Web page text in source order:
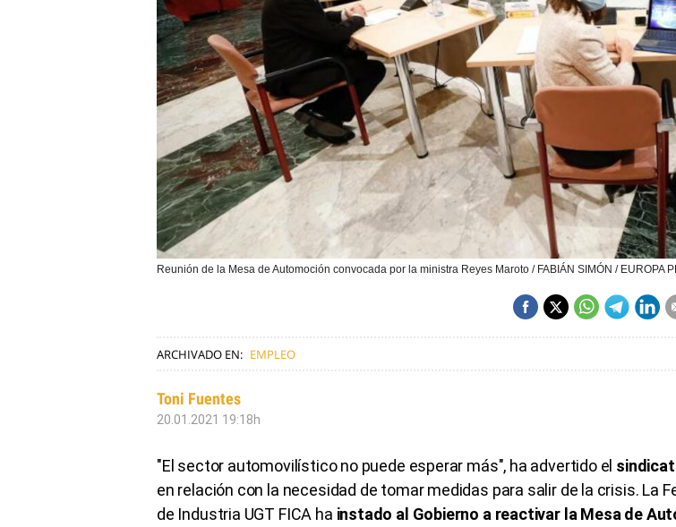
Reunión de la Mesa de Automoción convocada por la ministra Reyes Maroto / FABIÁN SIMÓN / EUROPA
ARCHIVADO EN: EMPLEO
Toni Fuentes
20.01.2021 19:18h
"El sector automovilístico no puede esperar más", ha advertido el
en relación con la necesidad de tomar medidas para salir de la crisis. La
de Industria UGT FICA ha instado al Gobierno a reactivar la Mesa de